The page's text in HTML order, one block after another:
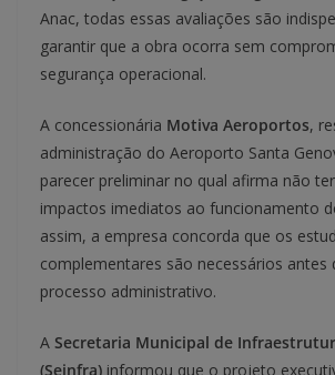
Anac, todas essas avaliações são
garantir que a obra ocorra sem
segurança operacional.
A concessionária Motiva Aeroportos,
administração do Aeroporto Santa
parecer preliminar no qual afirma não
impactos imediatos ao funcionamento
assim, a empresa concorda que os
complementares são necessários antes
processo administrativo.
A Secretaria Municipal de
(Seinfra) informou que o projeto